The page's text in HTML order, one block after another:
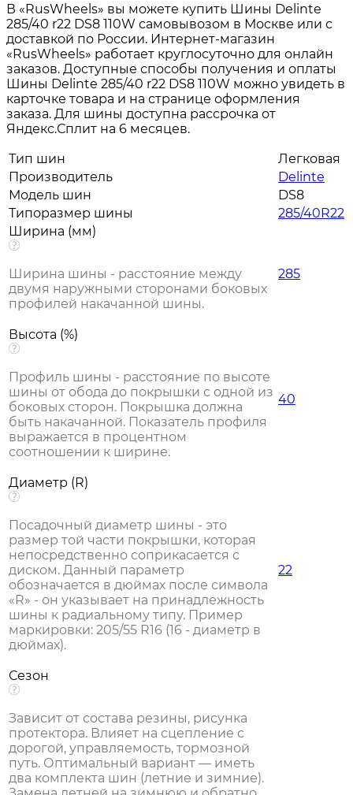
В «RusWheels» вы можете купить Шины Delinte
285/40 r22 DS8 110W самовывозом в Москве или с
доставкой по России. Интернет-магазин
«RusWheels» работает круглосуточно для онлайн
заказов. Доступные способы получения и оплаты
Шины Delinte 285/40 r22 DS8 110W можно увидеть в
карточке товара и на странице оформления
заказа. Для шины доступна рассрочка от
Яндекс.Сплит на 6 месяцев.
Тип шин
Легковая
Производитель
Delinte
Модель шин
DS8
Типоразмер шины
285/40R22
Ширина (мм)
Ширина шины - расстояние между
двумя наружными сторонами боковых
профилей накачанной шины.
285
Высота (%)
Профиль шины - расстояние по высоте
шины от обода до покрышки с одной из
боковых сторон. Покрышка должна
быть накачанной. Показатель профиля
выражается в процентном
соотношении к ширине.
40
Диаметр (R)
Посадочный диаметр шины - это
размер той части покрышки, которая
непосредственно соприкасается с
диском. Данный параметр
обозначается в дюймах после символа
«R» - он указывает на принадлежность
шины к радиальному типу. Пример
маркировки: 205/55 R16 (16 - диаметр в
дюймах).
22
Сезон
Зависит от состава резины, рисунка
протектора. Влияет на сцепление с
дорогой, управляемость, тормозной
путь. Оптимальный вариант — иметь
два комплекта шин (летние и зимние).